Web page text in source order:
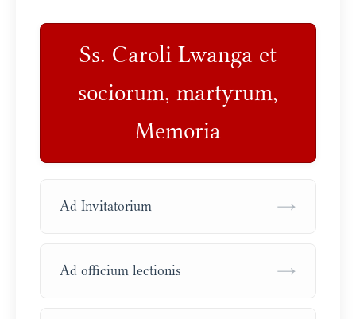
Ss. Caroli Lwanga et
sociorum, martyrum,
Memoria
Ad Invitatorium →
Ad officium lectionis →